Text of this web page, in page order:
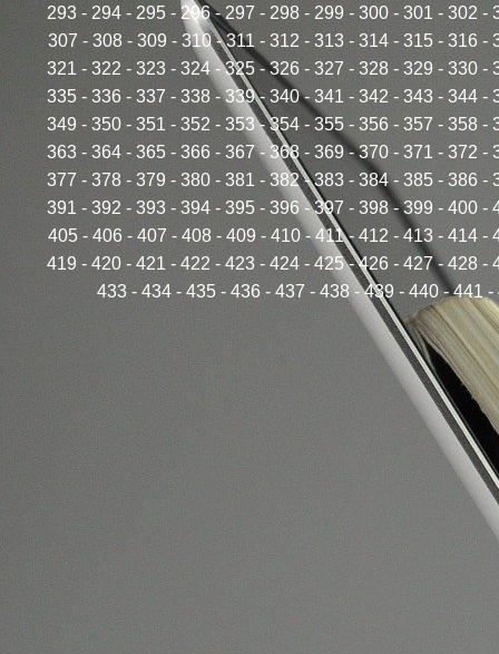
293 - 294 - 295 - 296-297 - 298 - 299 - 300 - 301 - 302 -
307 - 308- 309 - 310-311 - 312 - 313- 314- 315- 316 -
321 - 322 - 323 - 324-325-326 - 327 - 328 - 329 - 330 -
335 - 336 - 337 - 338 -339-340- 341 - 342 - 343 - 344 -
349 - 350 - 351 - 352 - 353-354 - 355 - 356 - 357 - 358 -
363 - 364 - 365 - 366 - 367- 368 - 369-370 - 371 - 372 -
377 - 378 - 379 - 380 - 381 - 382-383 - 384- 385 - 386 -
391 - 392 - 393 - 394 - 395 - 396 -397 - 398-399 - 400 -
405- 406- 407 - 408 - 409 - 410-411- 412 - 413- 414-
419 - 420 - 421 - 422 - 423 - 424 - 425-426 - 427-428 -
433- 434- 435- 436- 437 - 438-439- 440-441 -